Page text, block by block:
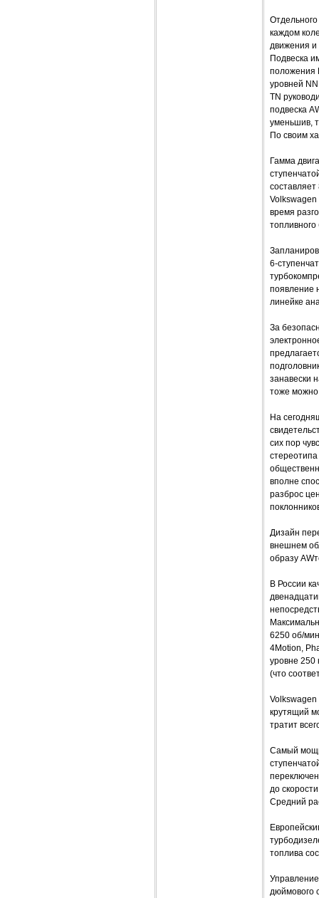
каждом
движения и
Подвеска
положения
уровней
TN
подвеска
уменьшив,
По своим
Гамма
время
топливного
6-
появление
линейке
За
занавески
тоже можно
На
сих пор
вполне
разброс
Дизайн
внешнем
образу
В России
6250 об/
4Motion,
уровне 250
(что
крутящий
тратит
Самый
до
Средний
топлива
дюймового